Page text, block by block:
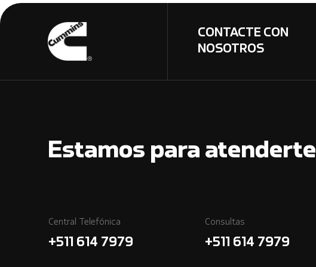
CONTACTE CON
NOSOTROS
Estamos para atenderte
Central Telefónica
+511 614 7979
Consultas
+511 614 7979